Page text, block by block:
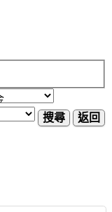
搜尋 返回